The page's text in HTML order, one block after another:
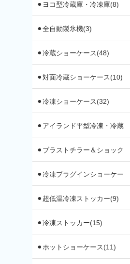
凍冷蔵庫(14)
⚫︎ヨコ型冷蔵庫・冷凍庫(8)
⚫︎全自動製氷機(3)
⚫︎冷蔵ショーケース(48)
⚫︎対面冷蔵ショーケース(10)
⚫︎冷凍ショーケース(32)
⚫︎アイランド平型冷凍・冷蔵
ショーケース(12)
⚫︎ブラストチラー＆ショック
フリーザー(2)
⚫︎冷凍プラグインショーケー
ス
⚫︎超低温冷凍ストッカー(9)
⚫︎冷凍ストッカー(15)
⚫︎ホットショーケース(11)